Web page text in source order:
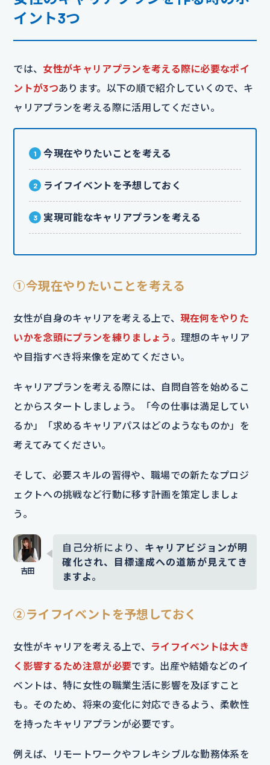
イント3つ
では、 女性がキャリアプランを考える際に必要なポイ
ントが3つあります。以下の順で紹介していくので、キ
ャリアプランを考える際に活用してください。
今現在やりたいことを考える
ライフイベントを予想しておく
実現可能なキャリアプランを考える
①今現在やりたいことを考える
女性が自身のキャリアを考える上で、 現在何をやりた
いかを念頭にプランを練りましょう 。理想のキャリア
や目指すべき将来像を定めてください。
キャリアプランを考える際には、自問自答を始めるこ
とからスタートしましょう。「今の仕事は満足してい
るか」「求めるキャリアパスはどのようなものか」を
考えてみてください。
そして、必要スキルの習得や、職場での新たなプロジ
ェクトへの挑戦など行動に移す計画を策定しましょ
う。
自己分析により、 キャリアビジョンが明
確化され、目標達成への道筋が見えてき
ますよ。
②ライフイベントを予想しておく
女性がキャリアを考える上で、
ライフイベントは大き
く影響するため注意が必要です。出産や結婚などのイ
ベントは、特に女性の職業生活に影響を及ぼすこと
も。そのため、将来の変化に対応できるよう、柔軟性
を持ったキャリアプランが必要です。
例えば、リモートワークやフレキシブルな勤務体系を